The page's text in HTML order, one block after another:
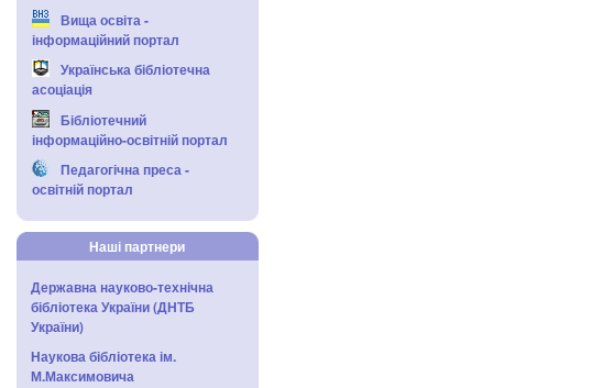
Вища освіта -
інформаційний портал
Українська бібліотечна
асоціація
Бібліотечний
інформаційно-освітній портал
Педагогічна преса -
освітній портал
Наші партнери
Державна науково-технічна
бібліотека України (ДНТБ
України)
Наукова бібліотека ім.
М.Максимовича